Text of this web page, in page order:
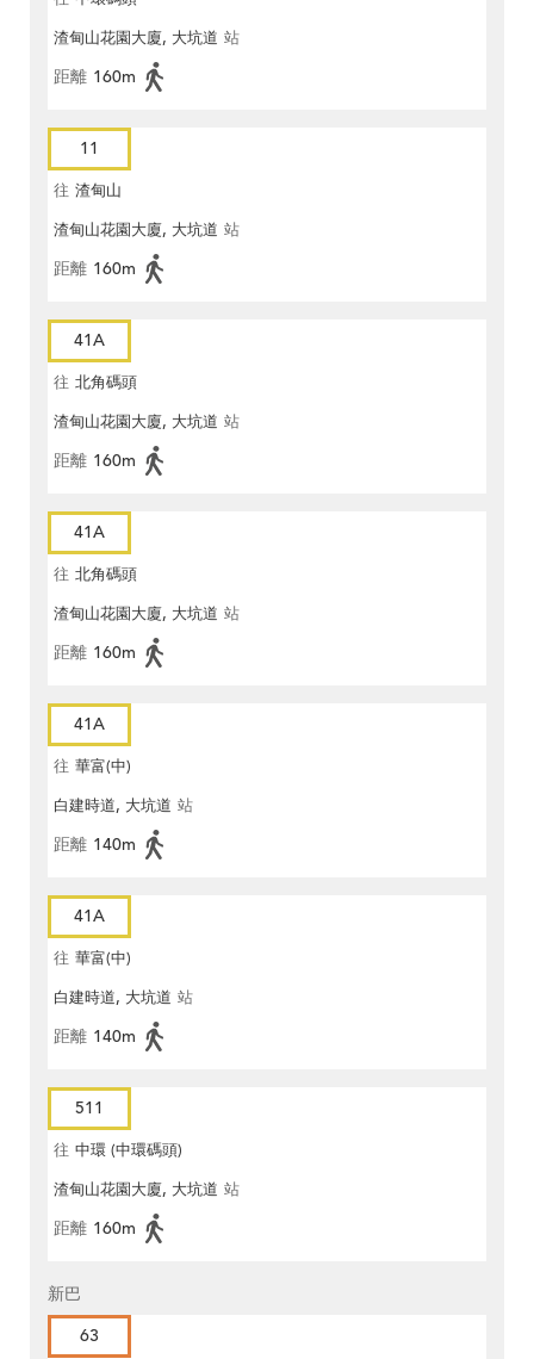
渣甸山花園大廈, 大坑道 站
距離 160m
11
往 渣甸山
渣甸山花園大廈, 大坑道 站
距離 160m
41A
往 北角碼頭
渣甸山花園大廈, 大坑道 站
距離 160m
41A
往 北角碼頭
渣甸山花園大廈, 大坑道 站
距離 160m
41A
往 華富(中)
白建時道, 大坑道 站
距離 140m
41A
往 華富(中)
白建時道, 大坑道 站
距離 140m
511
往 中環 (中環碼頭)
渣甸山花園大廈, 大坑道 站
距離 160m
新巴
63